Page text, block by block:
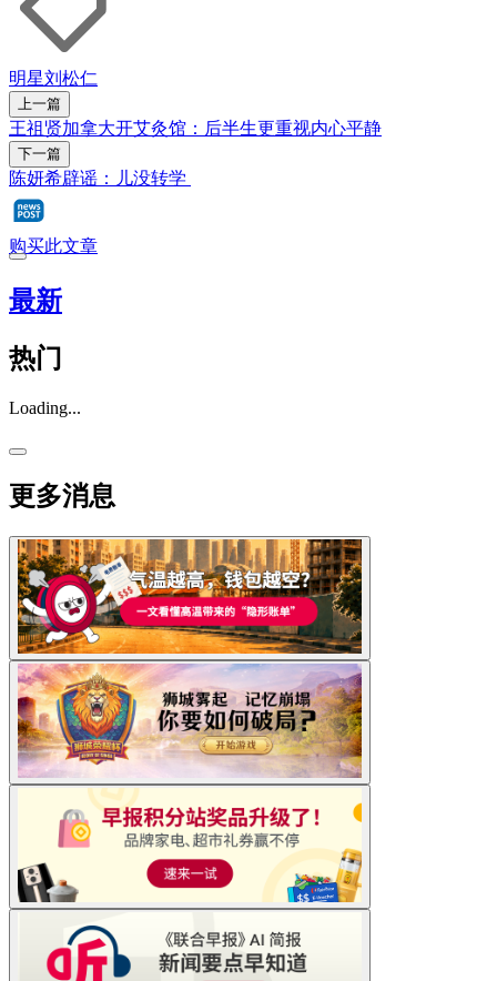
明星刘松仁
上一篇
王祖贤加拿大开艾灸馆：后半生更重视内心平静
下一篇
陈妍希辟谣：儿没转学
购买此文章
最新
热门
Loading...
更多消息